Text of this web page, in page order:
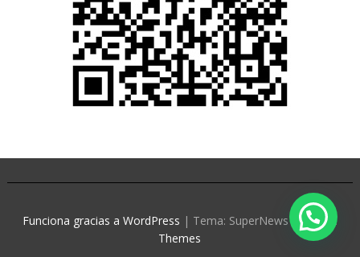
Funciona gracias a WordPress | Tema: SuperNews deAcme
Themes